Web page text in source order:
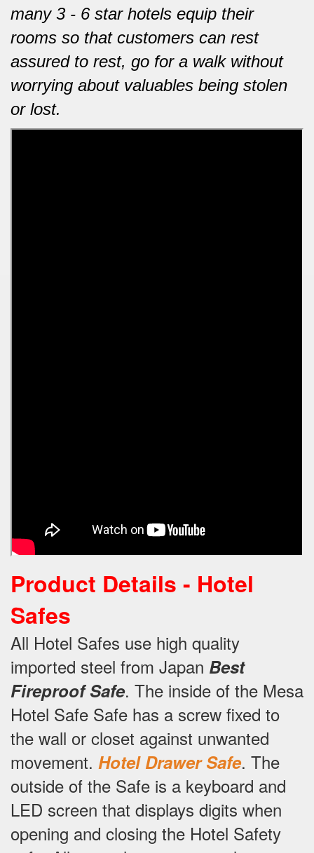
many 3 - 6 star hotels equip their
rooms so that customers can rest
assured to rest, go for a walk without
worrying about valuables being stolen
or lost.
Product Details - Hotel
Safes
All Hotel Safes use high quality
imported steel from Japan Best
Fireproof Safe. The inside of the Mesa
Hotel Safe Safe has a screw fixed to
the wall or closet against unwanted
movement. Hotel Drawer Safe. The
outside of the Safe is a keyboard and
LED screen that displays digits when
opening and closing the Hotel Safety